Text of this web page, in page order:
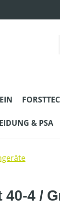
& PSA
4 /